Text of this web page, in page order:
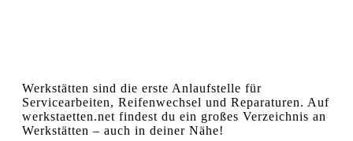
Werkstätten sind die erste Anlaufstelle für
Servicearbeiten, Reifenwechsel und Reparaturen. Auf
werkstaetten.net findest du ein großes Verzeichnis an
Werkstätten – auch in deiner Nähe!